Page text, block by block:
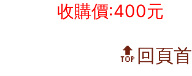
收購價:400元
🔝回頁首